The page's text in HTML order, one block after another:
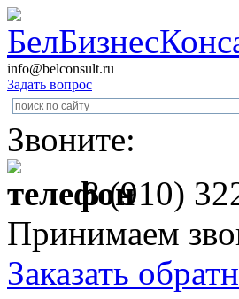
info@belconsult.ru
Задать вопрос
Звоните:
8 (910)
Принимаем
Заказать